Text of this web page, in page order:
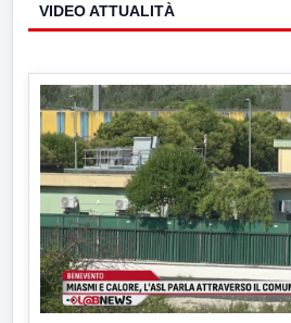
VIDEO ATTUALITÀ